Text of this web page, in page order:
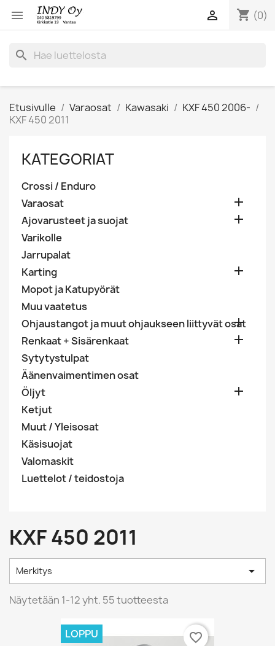
 shopping_cart (0)

search
Etusivulle Varaosat Kawasaki
KXF 450 2006-
KXF 450 2011
KATEGORIAT
Crossi / Enduro
Varaosat

Ajovarusteet ja suojat 
Varikolle
Jarrupalat
Karting

Mopot ja Katupyörät
Muu vaatetus
Ohjaustangot ja muut ohjaukseen liittyvät osat

Renkaat + Sisärenkaat 
Sytytystulpat
Äänenvaimentimen osat
Öljyt

Ketjut
Muut / Yleisosat
Käsisuojat
Valomaskit
Luettelot / teidostoja
KXF 450 2011
Merkitys 
Näytetään 1-12 yht. 55 tuotteesta
LOPPU favorite_border